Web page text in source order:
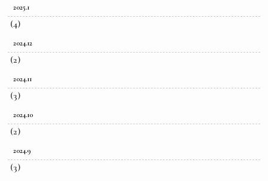
2025.1
(4)
2024.12
(2)
2024.11
(3)
2024.10
(2)
2024.9
(3)